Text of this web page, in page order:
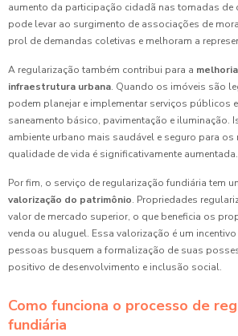
aumento da participação cidadã nas tomadas de
pode levar ao surgimento de associações de
prol de demandas coletivas e melhoram a
A regularização também contribui para a
infraestrutura urbana. Quando os imóveis são
podem planejar e implementar serviços públicos
saneamento básico, pavimentação e iluminação.
ambiente urbano mais saudável e seguro para os
qualidade de vida é significativamente aumentada.
Por fim, o serviço de regularização fundiária tem
valorização do patrimônio. Propriedades
valor de mercado superior, o que beneficia os
venda ou aluguel. Essa valorização é um
pessoas busquem a formalização de suas
positivo de desenvolvimento e inclusão social.
Como funciona o processo de
fundiária